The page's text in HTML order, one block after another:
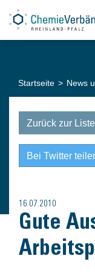
Startseite News
Zurück zur Liste
Bei Twitter
16.07.2010
Gute